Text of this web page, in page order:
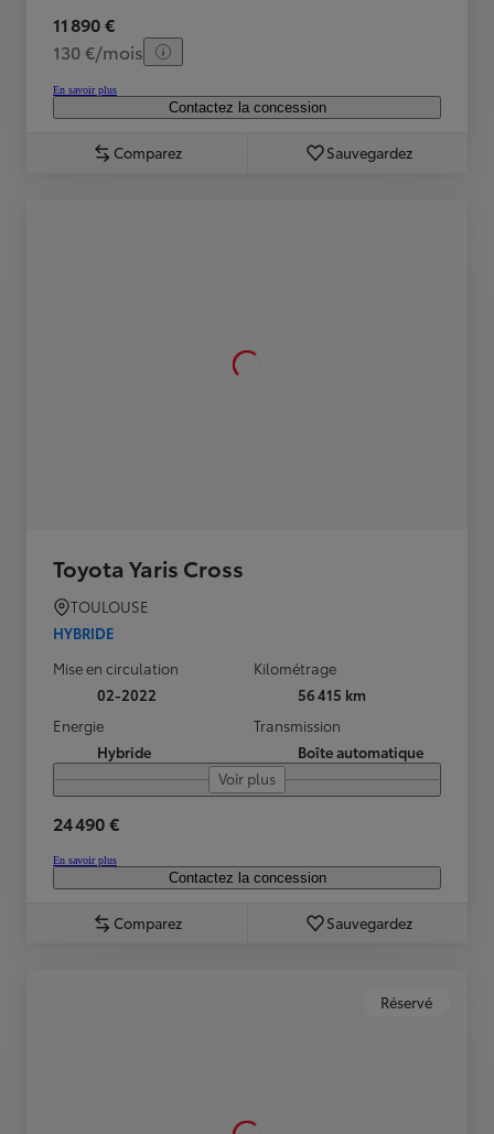
11 890 €
130 €/mois
En savoir plus
Contactez la concession
Comparez Sauvegardez
Toyota Yaris Cross
TOULOUSE
HYBRIDE
Mise en circulation
02-2022
Kilométrage
56 415 km
Energie
Hybride
Transmission
Boîte automatique
Voir plus
24 490 €
En savoir plus
Contactez la concession
Comparez Sauvegardez
Réservé